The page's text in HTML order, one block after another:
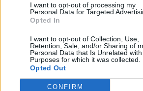
I want to opt-out of processing my
Personal Data for Targeted
Opted In
I want to opt-out of Collection, Use,
Retention, Sale, and/or Sharing of
Personal Data that Is Unrelated
Purposes for which it was collected.
Opted Out
CONFIRM
Παιχνίδι από παντού
νέο Mobile App